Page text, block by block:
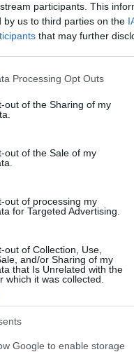
participants. This
by us to third parties on the
that may further
website/app uses one or
visit or usage behaviour. You
to Google and its third-
below specified purposes in
Processing Opt Outs
out of the Sharing of my
out of the Sale of my
out of processing my
for Targeted Advertising.
out of Collection, Use,
and/or Sharing of my
that Is Unrelated with the
which it was collected.
Google to enable storage